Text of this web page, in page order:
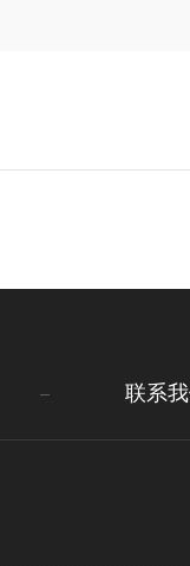
联系